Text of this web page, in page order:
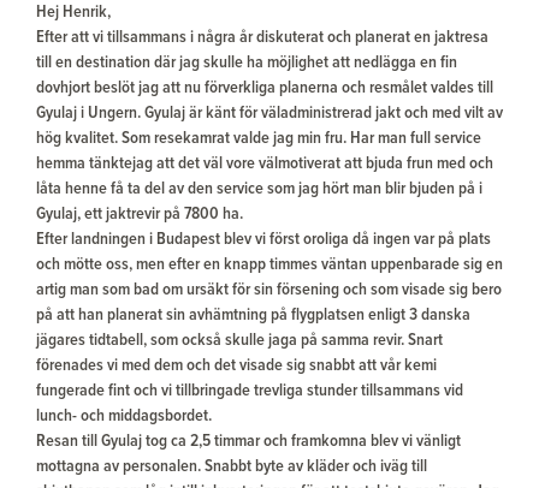
Hej Henrik,
Efter att vi tillsammans i några år diskuterat och planerat en jaktresa
till en destination där jag skulle ha möjlighet att nedlägga en fin
dovhjort beslöt jag att nu förverkliga planerna och resmålet valdes till
Gyulaj i Ungern. Gyulaj är känt för väladministrerad jakt och med vilt av
hög kvalitet. Som resekamrat valde jag min fru. Har man full service
hemma tänktejag att det väl vore välmotiverat att bjuda frun med och
låta henne få ta del av den service som jag hört man blir bjuden på i
Gyulaj, ett jaktrevir på 7800 ha.
Efter landningen i Budapest blev vi först oroliga då ingen var på plats
och mötte oss, men efter en knapp timmes väntan uppenbarade sig en
artig man som bad om ursäkt för sin försening och som visade sig bero
på att han planerat sin avhämtning på flygplatsen enligt 3 danska
jägares tidtabell, som också skulle jaga på samma revir. Snart
förenades vi med dem och det visade sig snabbt att vår kemi
fungerade fint och vi tillbringade trevliga stunder tillsammans vid
lunch- och middagsbordet.
Resan till Gyulaj tog ca 2,5 timmar och framkomna blev vi vänligt
mottagna av personalen. Snabbt byte av kläder och iväg till